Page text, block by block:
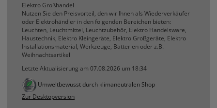
Elektro Großhandel
Nutzen Sie den Preisvorteil, den wir Ihnen als Wiederverkäufer
oder Elektrohändler in den folgenden Bereichen bieten:
Leuchten, Leuchtmittel, Leuchtzubehör, Elektro Handelsware,
Haustechnik, Elektro Kleingeräte, Elektro Großgeräte, Elektro
Installationsmaterial, Werkzeuge, Batterien oder z.B.
Weihnachtsartikel
Letzte Aktualisierung am 07.08.2026 um 18:34
Umweltbewusst durch klimaneutralen Shop
Zur Desktopversion